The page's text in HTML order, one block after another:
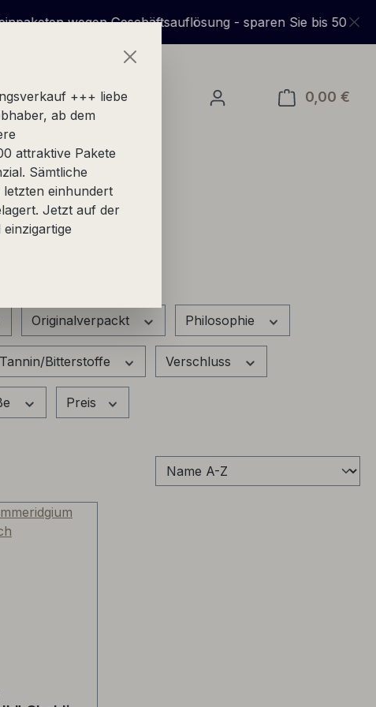
Geschäftsauflösung - sparen Sie bis 50% gegenüber
0,00 €
Originalverpackt Philosophie
Tannin/Bitterstoffe Verschluss
Preis
+++ liebe
ab dem
attraktive Pakete
Sämtliche
letzten einhundert
Jetzt auf der